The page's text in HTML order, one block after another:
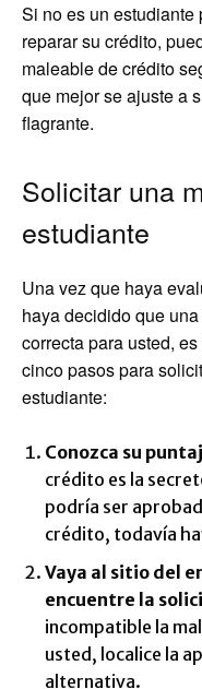
Si no es un estudiante
reparar su crédito,
maleable de crédito
que mejor se ajuste a
flagrante.
Solicitar una
estudiante
Una vez que haya
haya decidido que
correcta para usted,
cinco pasos para
estudiante:
Conozca su
crédito es la
podría ser
crédito, todavía
Vaya al sitio del
encuentre la
incompatible la
usted, localice la
alternativa.